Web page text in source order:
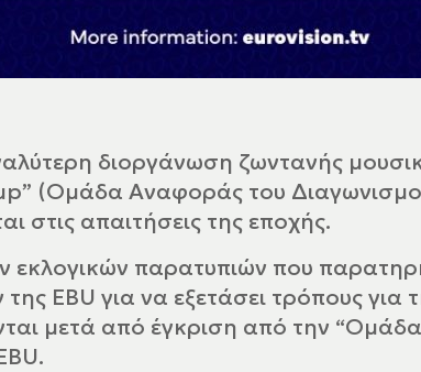
διοργάνωση ζωντανής
(Ομάδα Αναφοράς του
στις απαιτήσεις της εποχής.
εκλογικών παρατυπιών που
EBU για να εξετάσει τρόπους
μετά από έγκριση από την